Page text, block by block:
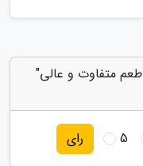
به "طرز تهیه اسموتی سیب ترش با 6 طعم متفاوت و عالی"
5 رای